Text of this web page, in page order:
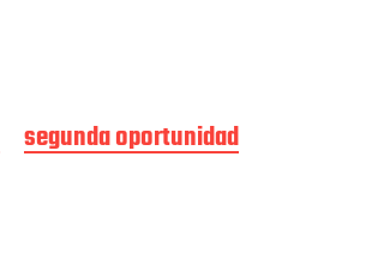
segunda oportunidad